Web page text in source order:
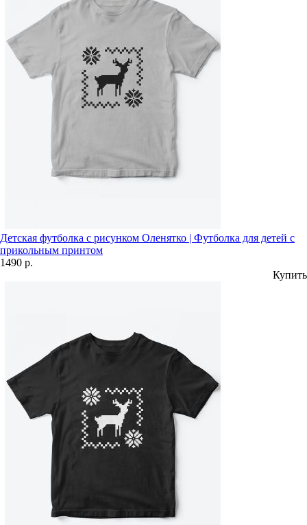
Детская футболка с рисунком Оленятко | Футболка для детей с
прикольным принтом
1490 р.
Купить